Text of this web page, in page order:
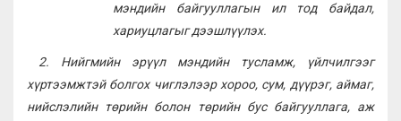
мэндийн байгууллагын ил тод байдал,
хариуцлагыг дээшлүүлэх.
2. Нийгмийн эрүүл мэндийн тусламж, үйлчилгээг
хүртээмжтэй болгох чиглэлээр хороо, сум, дүүрэг, аймаг,
нийслэлийн төрийн болон төрийн бус байгууллага, аж